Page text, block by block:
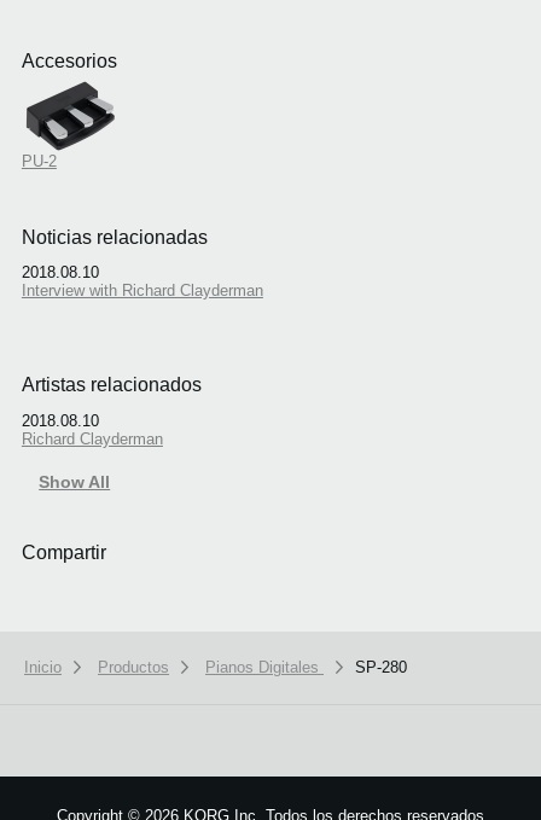
Accesorios
PU-2
Noticias relacionadas
2018.08.10
Interview with Richard Clayderman
Artistas relacionados
2018.08.10
Richard Clayderman
Show All
Compartir
Inicio Productos Pianos Digitales SP-280
Copyright © 2026 KORG Inc. Todos los derechos reservados